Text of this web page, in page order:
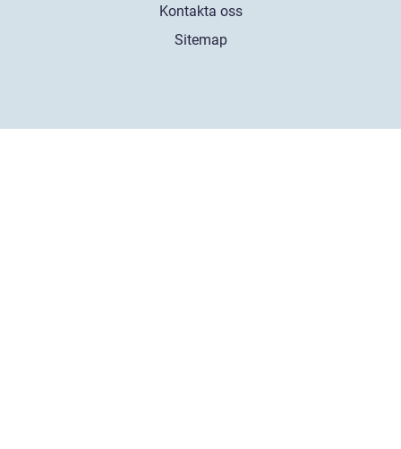
Kontakta oss
Sitemap